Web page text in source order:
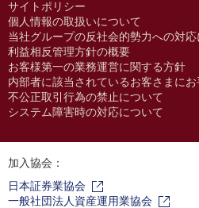
サイトポリシー
個人情報の取扱いについて
当社グループの反社会的勢力への対応
利益相反管理方針の概要
お客様第一の業務運営に関する方針
内部者に該当されているお客さまに
不公正取引行為の禁止について
システム障害時の対応について
加入協会：
日本証券業協会
一般社団法人資産運用業協会